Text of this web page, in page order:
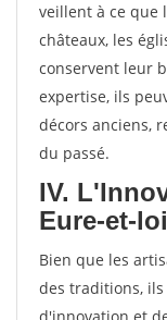
veillent à ce que
châteaux, les
conservent leur
expertise, ils
décors anciens,
du passé.
IV.
Eure-et-
Bien que les
des traditions,